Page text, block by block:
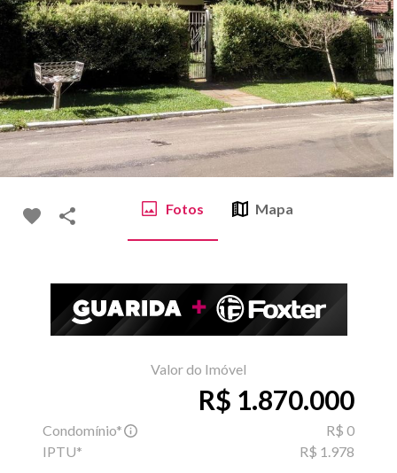
Fotos Mapa
Valor do Imóvel
R$ 1.870.000
Condomínio*
R$ 0
IPTU*
R$ 1.978